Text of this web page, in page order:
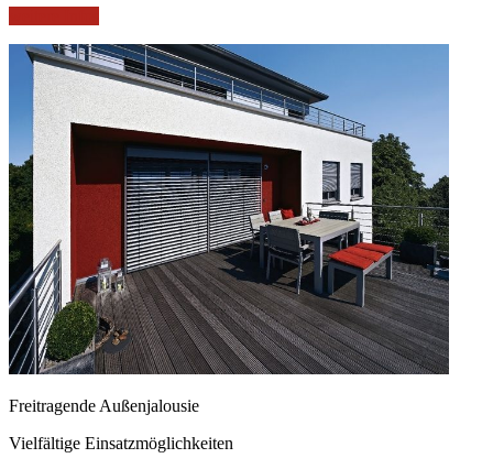
Freitragende Außenjalousie
Vielfältige Einsatzmöglichkeiten